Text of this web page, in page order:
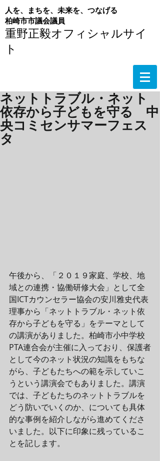
重野正毅オフィシャルサイ
ト
人を、まちを、未来を、つなげる
​柏崎市市議会議員
ネットトラブル・ネット
依存から子どもを守る 中
央コミセンサマーフェス
タ
午後から、「２０１９家庭、学校、地
域との連携・協働研修大会」として全
国ICTカウンセラー協会の安川雅史代表
理事から「ネットトラブル・ネット依
存から子どもを守る」をテーマとして
の講演がありました。柏崎市小中学校
PTA連合会が主催に入っており、保護者
として今のネット状況の知識をもちな
がら、子どもたちへの範を示していこ
うという講演会でもありました。講演
では、子どもたちのネットトラブルを
どう防いでいくのか、についても具体
的な事例を紹介しながら進めてくださ
いました。以下に印象に残っているこ
とを記します。